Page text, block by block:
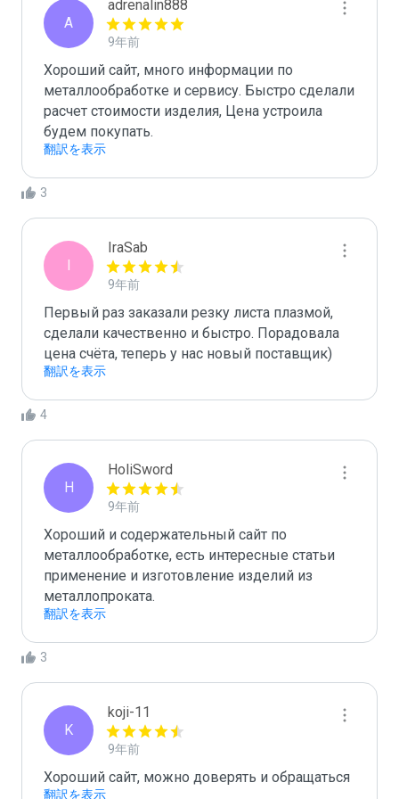
A
adrenalin888
9年前
Хороший сайт, много информации по
металлообработке и сервису. Быстро сделали
расчет стоимости изделия, Цена устроила
будем покупать.
翻訳を表示
3
I
IraSab
9年前
Первый раз заказали резку листа плазмой,
сделали качественно и быстро. Порадовала
цена счёта, теперь у нас новый поставщик)
翻訳を表示
4
H
HoliSword
9年前
Хороший и содержательный сайт по
металлообработке, есть интересные статьи
применение и изготовление изделий из
металлопроката.
翻訳を表示
3
K
koji-11
9年前
Хороший сайт, можно доверять и обращаться
翻訳を表示